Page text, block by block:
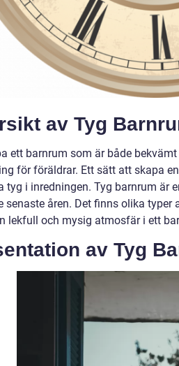
av Tyg
ett barnrum som är både
för föräldrar. Ett sätt att skapa
tyg i inredningen. Tyg barnrum är
senaste åren. Det finns olika
lekfull och mysig atmosfär i ett
av Tyg